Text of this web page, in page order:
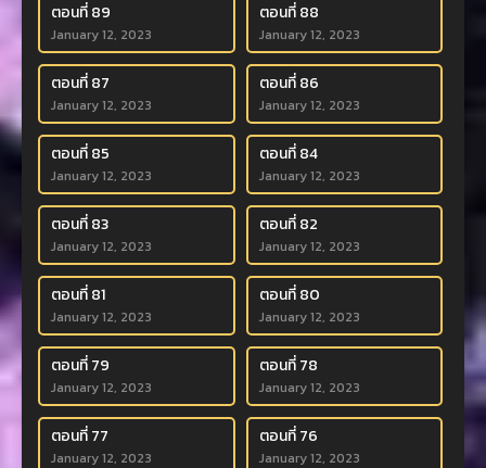
ตอนที่ 89
January 12, 2023
ตอนที่ 88
January 12, 2023
ตอนที่ 87
January 12, 2023
ตอนที่ 86
January 12, 2023
ตอนที่ 85
January 12, 2023
ตอนที่ 84
January 12, 2023
ตอนที่ 83
January 12, 2023
ตอนที่ 82
January 12, 2023
ตอนที่ 81
January 12, 2023
ตอนที่ 80
January 12, 2023
ตอนที่ 79
January 12, 2023
ตอนที่ 78
January 12, 2023
ตอนที่ 77
January 12, 2023
ตอนที่ 76
January 12, 2023